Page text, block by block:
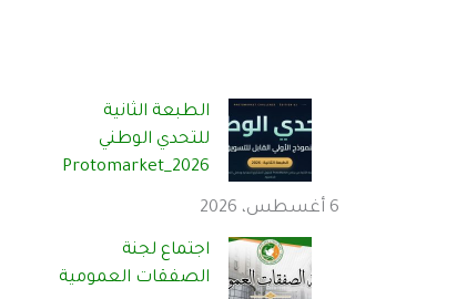
الطبعة الثانية
للتحدي الوطني
Protomarket_2026
6 أغسطس، 2026
اجتماع لجنة
الصفقات العمومية